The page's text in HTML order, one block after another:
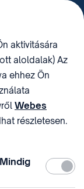
aktivitására
aloldalak) Az
ehhez Ön
Webes
részletesen.